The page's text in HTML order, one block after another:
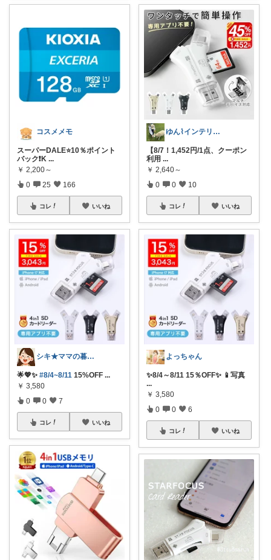
コスメメモ
スーパーDALE⭐10％ポイント
バック❗K ...
￥ 2,200～
0 25 166
コレ いいね
シキ★ママの暮らし、キッズ
🌟💖✨ #8/4~8/11 15%OFF ...
￥ 3,580
0 0 7
コレ いいね
ゆん⌇インテリアと生活雑貨がメイン🧸
【8/7！1,452円/1点、クーポン
利用 ...
￥ 2,640～
0 0 10
コレ いいね
よっちゃん
✨8/4～8/11 15％OFF✨ 📱写真
...
￥ 3,580
0 0 6
コレ いいね